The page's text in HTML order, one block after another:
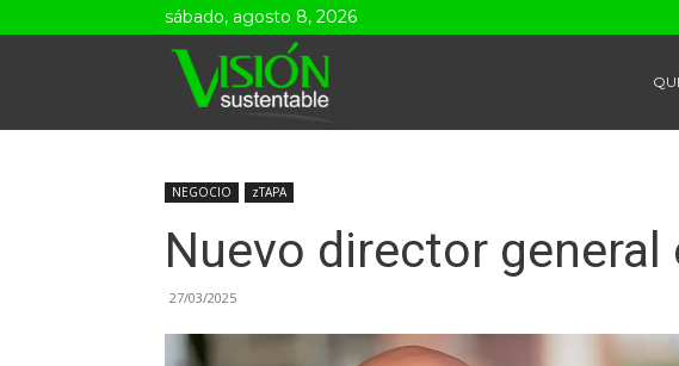
sábado, agosto 8, 2026
NEGOCIO zTAPA
Nuevo director general
27/03/2025